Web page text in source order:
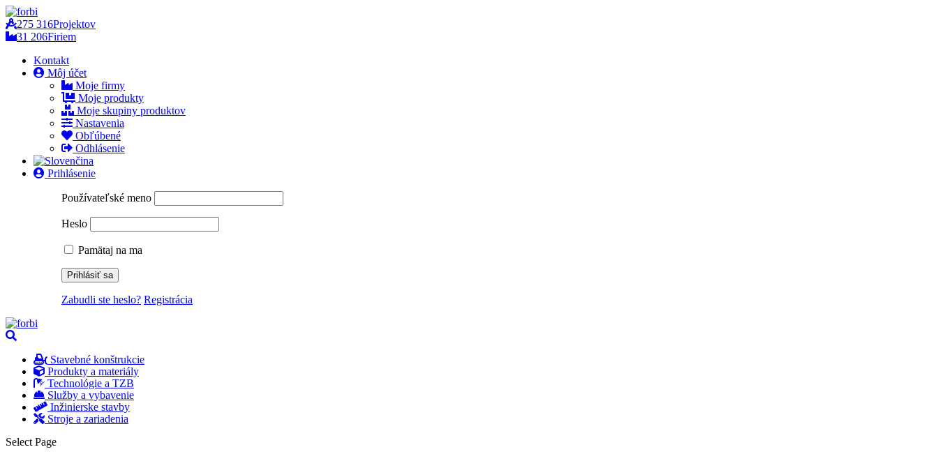
275 316Projektov
31 206Firiem
Kontakt
Môj účet
Moje firmy
Moje produkty
Moje skupiny produktov
Nastavenia
Obľúbené
Odhlásenie
Prihlásenie
Používateľské meno
Heslo
Pamätaj na ma
Zabudli ste heslo? Registrácia
Stavebné konštrukcie
Produkty a materiály
Technológie a TZB
Služby a vybavenie
Inžinierske stavby
Stroje a zariadenia
Select Page